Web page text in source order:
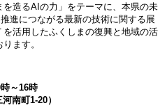
造るAIの力」をテーマに、本県の未
進につながる最新の技術に関する展
活用したふくしまの復興と地域の活
ます。
～16時
南町1-20）